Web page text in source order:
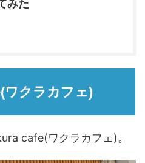
みた
ワクラカフェ)
cafe(ワクラカフェ)。